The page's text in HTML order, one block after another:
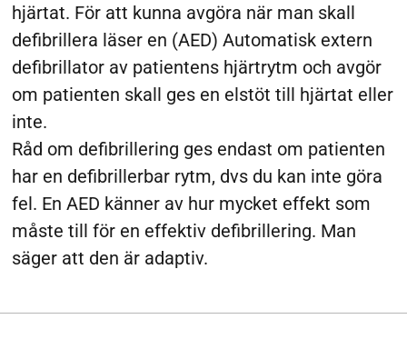
hjärtat. För att kunna avgöra när man skall
defibrillera läser en (AED) Automatisk extern
defibrillator av patientens hjärtrytm och avgör
om patienten skall ges en elstöt till hjärtat eller
inte.
Råd om defibrillering ges endast om patienten
har en defibrillerbar rytm, dvs du kan inte göra
fel. En AED känner av hur mycket effekt som
måste till för en effektiv defibrillering. Man
säger att den är adaptiv.